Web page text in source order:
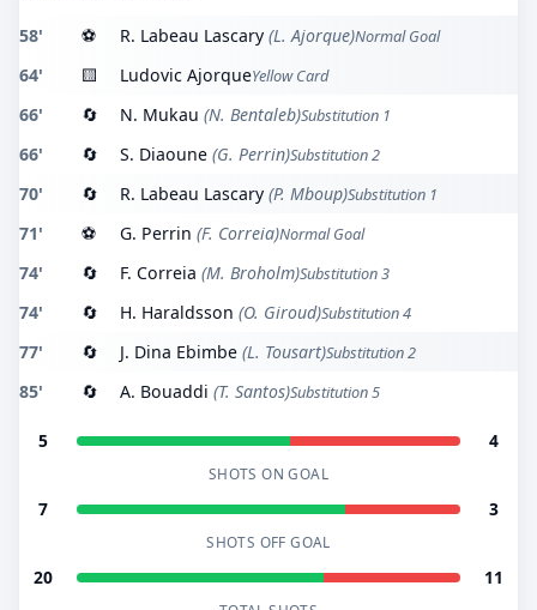
58' ⚽ R. Labeau Lascary (L. Ajorque)Normal Goal
64' 🟨 Ludovic AjorqueYellow Card
66' 🔄 N. Mukau (N. Bentaleb)Substitution 1
66' 🔄 S. Diaoune (G. Perrin)Substitution 2
70' 🔄 R. Labeau Lascary (P. Mboup)Substitution 1
71' ⚽ G. Perrin (F. Correia)Normal Goal
74' 🔄 F. Correia (M. Broholm)Substitution 3
74' 🔄 H. Haraldsson (O. Giroud)Substitution 4
77' 🔄 J. Dina Ebimbe (L. Tousart)Substitution 2
85' 🔄 A. Bouaddi (T. Santos)Substitution 5
5 4
SHOTS ON GOAL
7 3
SHOTS OFF GOAL
20 11